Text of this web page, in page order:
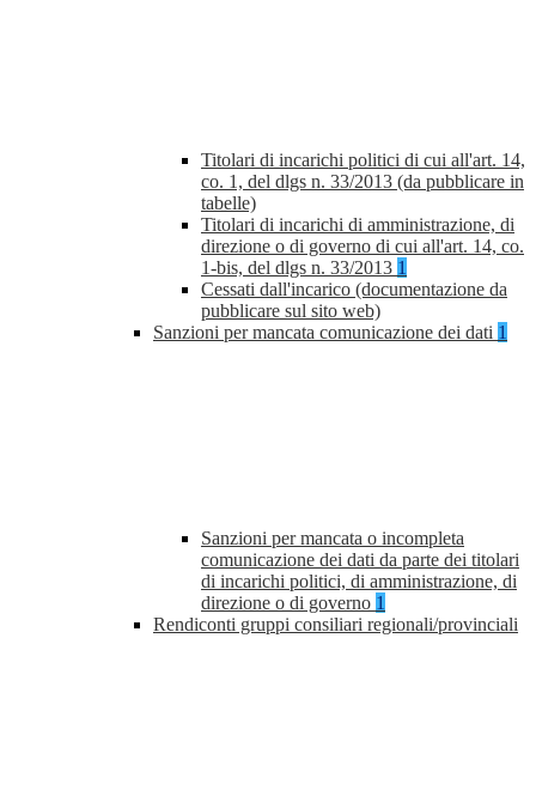
Titolari di incarichi politici di cui all'art. 14,
co. 1, del dlgs n. 33/2013 (da pubblicare in
tabelle)
Titolari di incarichi di amministrazione, di
direzione o di governo di cui all'art. 14, co.
1-bis, del dlgs n. 33/2013 1
Cessati dall'incarico (documentazione da
pubblicare sul sito web)
Sanzioni per mancata comunicazione dei dati 1
Sanzioni per mancata o incompleta
comunicazione dei dati da parte dei titolari
di incarichi politici, di amministrazione, di
direzione o di governo 1
Rendiconti gruppi consiliari regionali/provinciali